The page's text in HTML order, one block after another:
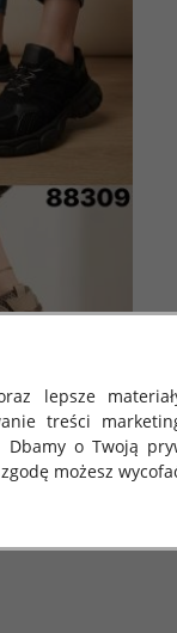
lepsze
treści
Dbamy o Twoją
możesz
Rozporządzenie
fizycznych w
oraz uchylenia
o Ochronie
zasadach, na